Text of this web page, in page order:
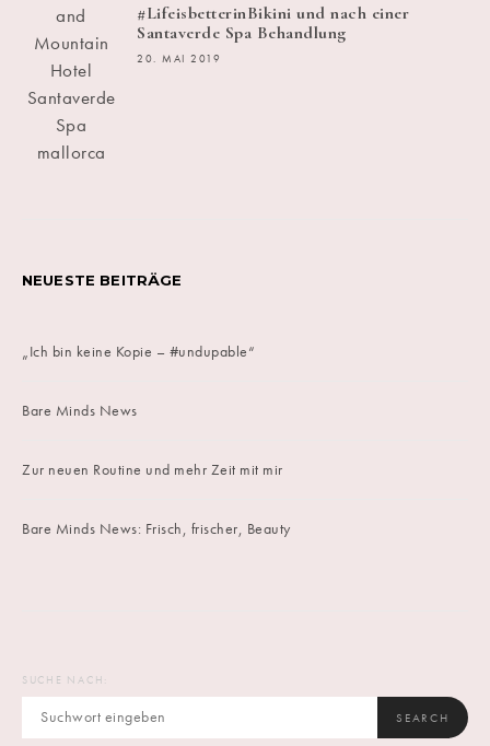
#LifeisbetterinBikini und nach einer
Santaverde Spa Behandlung
20. MAI 2019
NEUESTE BEITRÄGE
„Ich bin keine Kopie – #undupable“
Bare Minds News
Zur neuen Routine und mehr Zeit mit mir
Bare Minds News: Frisch, frischer, Beauty
SUCHE NACH:
SEARCH